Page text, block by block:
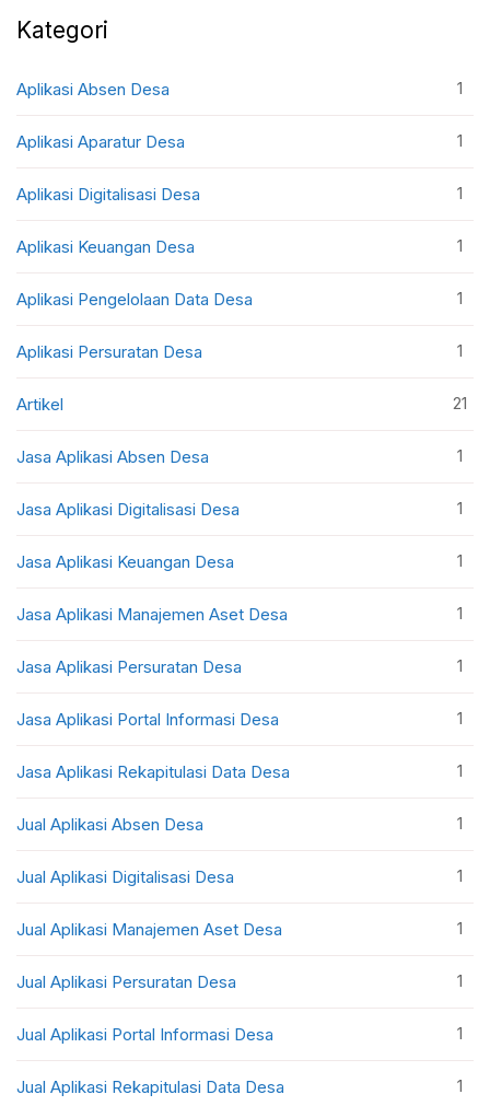
Kategori
Aplikasi Absen Desa 1
Aplikasi Aparatur Desa 1
Aplikasi Digitalisasi Desa 1
Aplikasi Keuangan Desa 1
Aplikasi Pengelolaan Data Desa 1
Aplikasi Persuratan Desa 1
Artikel 21
Jasa Aplikasi Absen Desa 1
Jasa Aplikasi Digitalisasi Desa 1
Jasa Aplikasi Keuangan Desa 1
Jasa Aplikasi Manajemen Aset Desa 1
Jasa Aplikasi Persuratan Desa 1
Jasa Aplikasi Portal Informasi Desa 1
Jasa Aplikasi Rekapitulasi Data Desa 1
Jual Aplikasi Absen Desa 1
Jual Aplikasi Digitalisasi Desa 1
Jual Aplikasi Manajemen Aset Desa 1
Jual Aplikasi Persuratan Desa 1
Jual Aplikasi Portal Informasi Desa 1
Jual Aplikasi Rekapitulasi Data Desa 1